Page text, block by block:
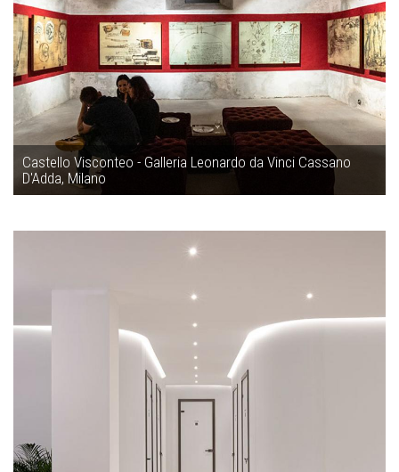
Castello Visconteo - Galleria Leonardo da Vinci Cassano
D'Adda, Milano